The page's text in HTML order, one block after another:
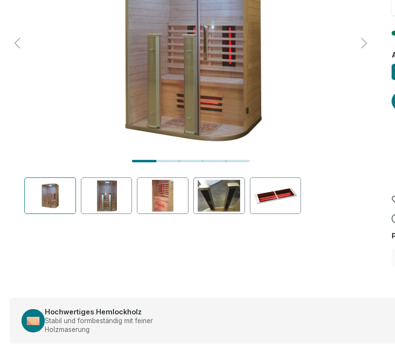
Hochwertiges Hemlockholz
Stabil und formbeständig mit feiner
Holzmaserung